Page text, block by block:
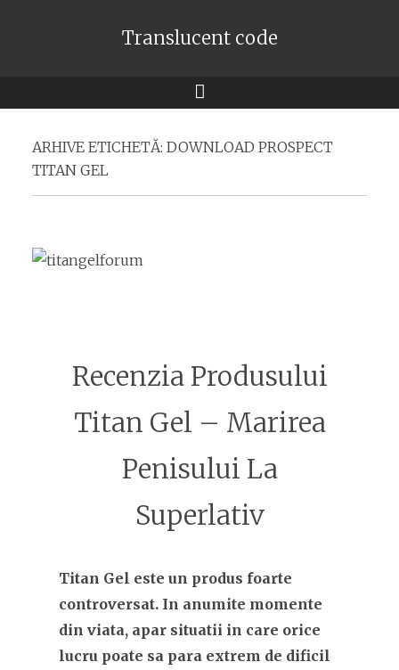
Translucent code
Meniu
ARHIVE ETICHETĂ: DOWNLOAD PROSPECT
TITAN GEL
Recenzia Produsului
Titan Gel – Marirea
Penisului La
Superlativ
Titan Gel este un produs foarte
controversat. In anumite momente
din viata, apar situatii in care orice
lucru poate sa para extrem de dificil